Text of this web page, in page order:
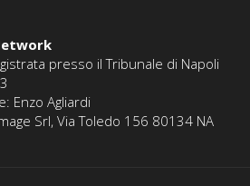
presso il Tribunale di Napoli
Enzo Agliardi
Srl, Via Toledo 156 80134 NA